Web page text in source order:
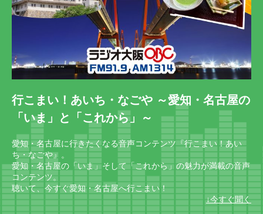
行こまい！あいち・なごや ～愛知・名古屋の
「いま」と「これから」～
愛知・名古屋に行きたくなる音声コンテンツ『行こまい！あい
ち・なごや』。
愛知・名古屋の「いま」そして「これから」の魅力が満載の音声
コンテンツ。
聴いて、今すぐ愛知・名古屋へ行こまい！
↓今すぐ聞く